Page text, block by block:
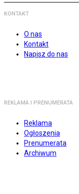
KONTAKT
O nas
Kontakt
Napisz do nas
REKLAMA I PRENUMERATA
Reklama
Ogłoszenia
Prenumerata
Archiwum